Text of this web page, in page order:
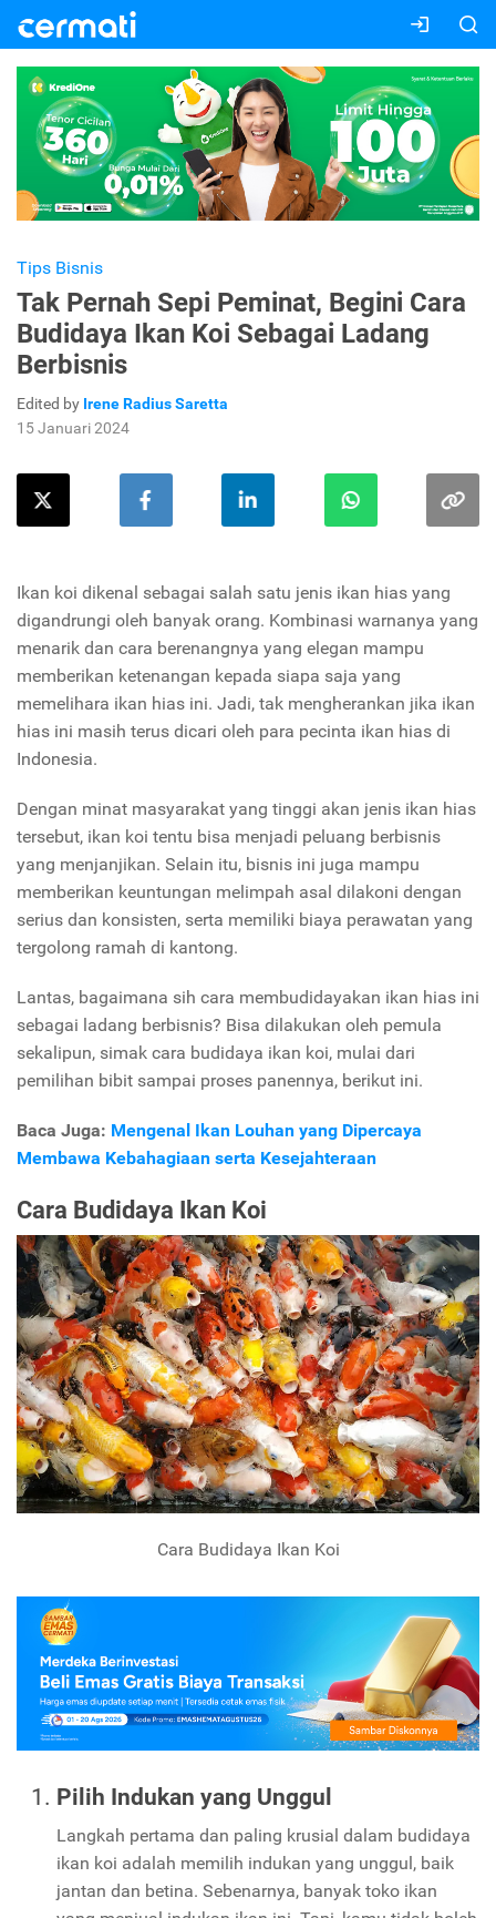
Tips Bisnis
Tak Pernah Sepi Peminat, Begini Cara
Budidaya Ikan Koi Sebagai Ladang
Berbisnis
Edited by Irene Radius Saretta
15 Januari 2024
Ikan koi dikenal sebagai salah satu jenis ikan hias yang
digandrungi oleh banyak orang. Kombinasi warnanya yang
menarik dan cara berenangnya yang elegan mampu
memberikan ketenangan kepada siapa saja yang
memelihara ikan hias ini. Jadi, tak mengherankan jika ikan
hias ini masih terus dicari oleh para pecinta ikan hias di
Indonesia.
Dengan minat masyarakat yang tinggi akan jenis ikan hias
tersebut, ikan koi tentu bisa menjadi peluang berbisnis
yang menjanjikan. Selain itu, bisnis ini juga mampu
memberikan keuntungan melimpah asal dilakoni dengan
serius dan konsisten, serta memiliki biaya perawatan yang
tergolong ramah di kantong.
Lantas, bagaimana sih cara membudidayakan ikan hias ini
sebagai ladang berbisnis? Bisa dilakukan oleh pemula
sekalipun, simak cara budidaya ikan koi, mulai dari
pemilihan bibit sampai proses panennya, berikut ini.
Baca Juga: Mengenal Ikan Louhan yang Dipercaya
Membawa Kebahagiaan serta Kesejahteraan
Cara Budidaya Ikan Koi
Cara Budidaya Ikan Koi
Pilih Indukan yang Unggul
Langkah pertama dan paling krusial dalam budidaya
ikan koi adalah memilih indukan yang unggul, baik
jantan dan betina. Sebenarnya, banyak toko ikan